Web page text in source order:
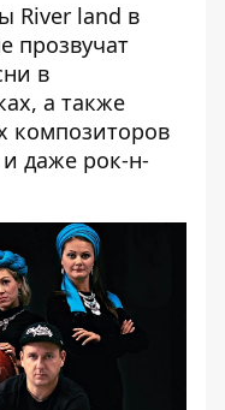
River land в
прозвучат
в
а также
композиторов
и даже рок-н-